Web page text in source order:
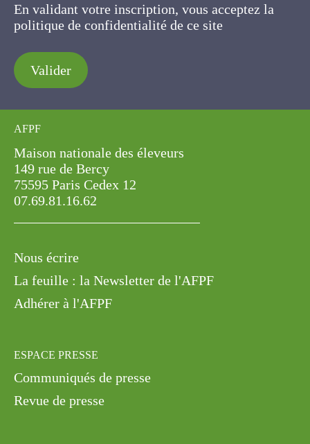
En validant votre inscription, vous acceptez la
politique de confidentialité de ce site
Valider
AFPF
Maison nationale des éleveurs
149 rue de Bercy
75595 Paris Cedex 12
07.69.81.16.62
Nous écrire
La feuille : la Newsletter de l'AFPF
Adhérer à l'AFPF
ESPACE PRESSE
Communiqués de presse
Revue de presse